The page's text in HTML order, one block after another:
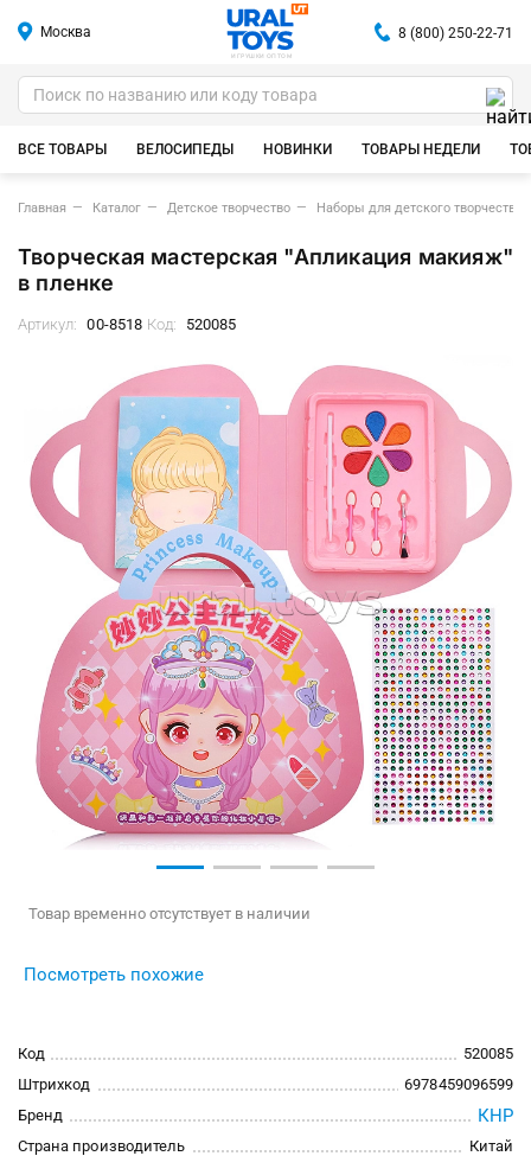
Москва
ИГРУШКИ ОПТОМ
8 (800) 250-22-71
ВСЕ ТОВАРЫ ВЕЛОСИПЕДЫ НОВИНКИ ТОВАРЫ НЕДЕЛИ
Главная Каталог Детское творчество Наборы для детского творчества
Творческая мастерская "Апликация макияж"
в пленке
Артикул: 00-8518 Код: 520085
Товар временно отсутствует в наличии
Посмотреть похожие
Код
520085
Штрихкод
6978459096599
Бренд
КНР
Страна производитель
Китай